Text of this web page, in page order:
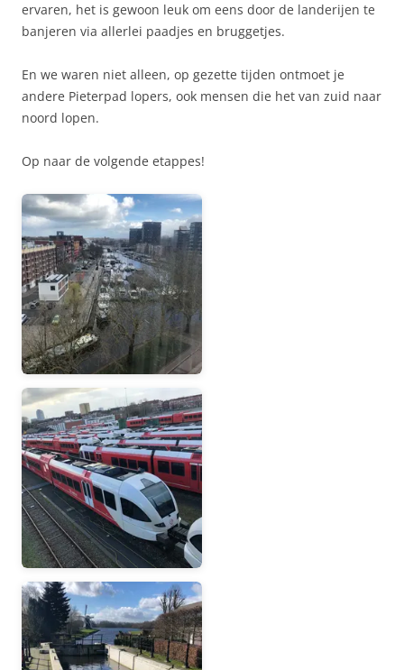
ervaren, het is gewoon leuk om eens door de landerijen te
banjeren via allerlei paadjes en bruggetjes.
En we waren niet alleen, op gezette tijden ontmoet je
andere Pieterpad lopers, ook mensen die het van zuid naar
noord lopen.
Op naar de volgende etappes!